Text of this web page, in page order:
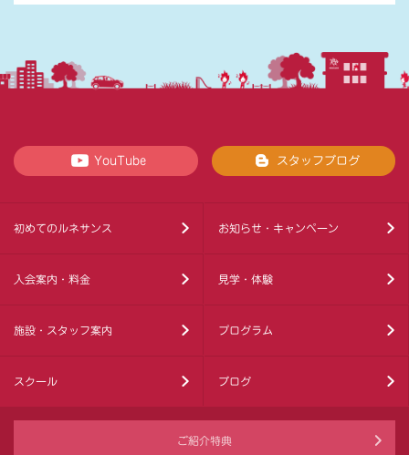
YouTube スタッフブログ
初めてのルネサンス お知らせ・キャンペーン
入会案内・料金 見学・体験
施設・スタッフ案内 プログラム
スクール ブログ
ご紹介特典